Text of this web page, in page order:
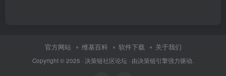
官方网站 维基百科 软件下载 关于我们
Copyright © 2025 · 决策链社区论坛 · 由决策链引擎强力驱动.